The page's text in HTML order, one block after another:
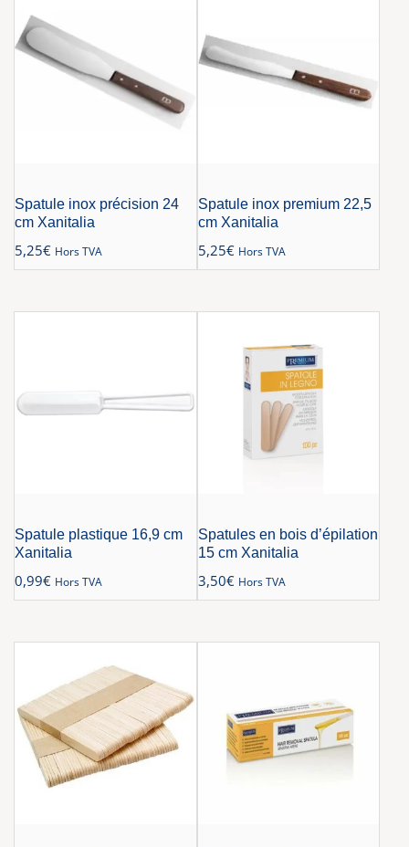
Spatule inox précision 24
cm Xanitalia
5,25€ Hors TVA
Spatule inox premium 22,5
cm Xanitalia
5,25€ Hors TVA
Spatule plastique 16,9 cm
Xanitalia
0,99€ Hors TVA
Spatules en bois d’épilation
15 cm Xanitalia
3,50€ Hors TVA